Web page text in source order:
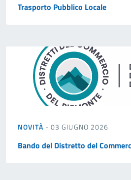
Trasporto Pubblico Locale
NOVITÀ - 03 GIUGNO 2026
Bando del Distretto del